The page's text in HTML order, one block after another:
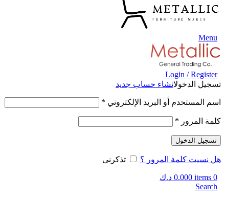
Menu
Login / Register
تسجيل الدخولانشاء حساب جديد
اسم المستخدم أو البريد الإلكتروني *
كلمة المرور *
تسجيل الدخول
هل نسيت كلمة المرور ؟ تذكرنى
0
items
0.000 د.ك
Search